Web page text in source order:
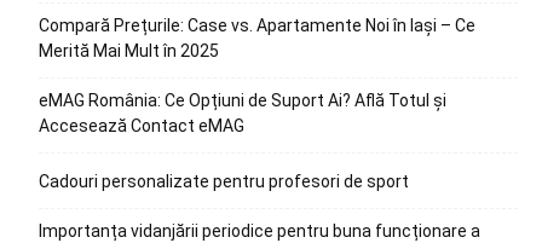
Compară Prețurile: Case vs. Apartamente Noi în Iași – Ce
Merită Mai Mult în 2025
eMAG România: Ce Opțiuni de Suport Ai? Află Totul și
Accesează Contact eMAG
Cadouri personalizate pentru profesori de sport
Importanța vidanjării periodice pentru buna funcționare a